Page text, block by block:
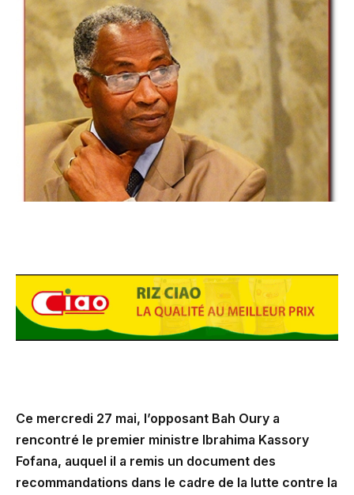
Ce mercredi 27 mai, l’opposant Bah Oury a
rencontré le premier ministre Ibrahima Kassory
Fofana, auquel il a remis un document des
recommandations dans le cadre de la lutte contre la